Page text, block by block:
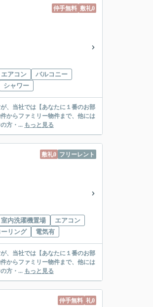
仲手無料 敷礼0
エアコン
バルコニー
シャワー
中の方・... もっと見る
敷礼0 フリーレント
室内洗濯機置場
エアコン
ーリング 電気有
中の方・... もっと見る
仲手無料 礼0